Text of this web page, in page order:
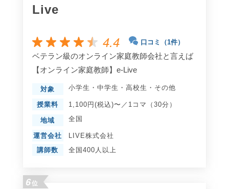
Live
4.4 口コミ（1件）
ベテラン級のオンライン家庭教師会社と言えば
【オンライン家庭教師】e-Live
対象 小学生 ・ 中学生 ・ 高校生 ・ その他
授業料 1,100円(税込)〜／1コマ（30分）
地域 全国
運営会社
LIVE株式会社
講師数
全国400人以上
6位